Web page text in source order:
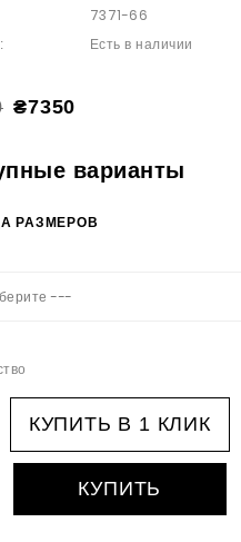
7371-66
Есть в наличии
₴7350
варианты
РАЗМЕРОВ
---
КУПИТЬ В 1 КЛИК
КУПИТЬ